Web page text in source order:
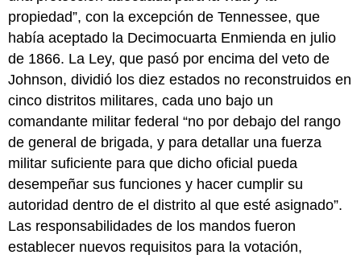
propiedad”, con la excepción de Tennessee, que
había aceptado la Decimocuarta Enmienda en julio
de 1866. La Ley, que pasó por encima del veto de
Johnson, dividió los diez estados no reconstruidos en
cinco distritos militares, cada uno bajo un
comandante militar federal “no por debajo del rango
de general de brigada, y para detallar una fuerza
militar suficiente para que dicho oficial pueda
desempeñar sus funciones y hacer cumplir su
autoridad dentro de el distrito al que esté asignado”.
Las responsabilidades de los mandos fueron
establecer nuevos requisitos para la votación,